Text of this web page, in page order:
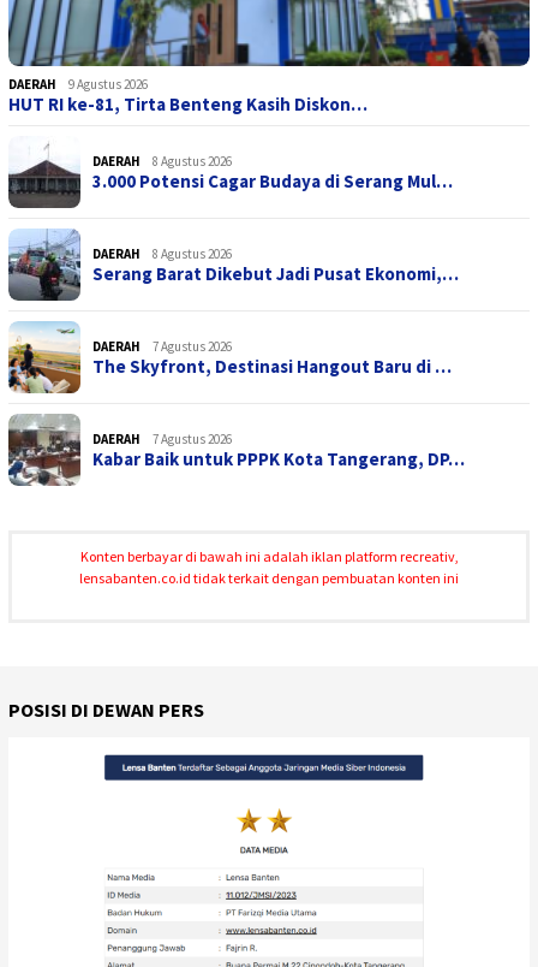
DAERAH 9 Agustus 2026
HUT RI ke-81, Tirta Benteng Kasih Diskon…
DAERAH 8 Agustus 2026
3.000 Potensi Cagar Budaya di Serang Mul…
DAERAH 8 Agustus 2026
Serang Barat Dikebut Jadi Pusat Ekonomi,…
DAERAH 7 Agustus 2026
The Skyfront, Destinasi Hangout Baru di …
DAERAH 7 Agustus 2026
Kabar Baik untuk PPPK Kota Tangerang, DP…
Konten berbayar di bawah ini adalah iklan platform recreativ,
lensabanten.co.id tidak terkait dengan pembuatan konten ini
POSISI DI DEWAN PERS